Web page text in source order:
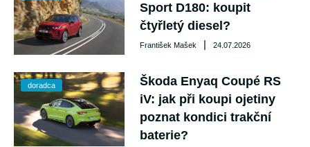
Sport D180: koupit
čtyřletý diesel?
František Mašek | 24.07.2026
doradca
Škoda Enyaq Coupé RS
iV: jak při koupi ojetiny
poznat kondici trakční
baterie?